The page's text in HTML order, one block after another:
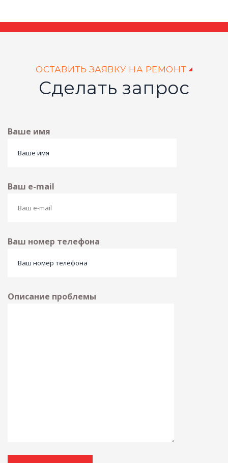
ОСТАВИТЬ ЗАЯВКУ НА РЕМОНТ
Сделать запрос
Ваше имя
Ваш e-mail
Ваш номер телефона
Описание проблемы